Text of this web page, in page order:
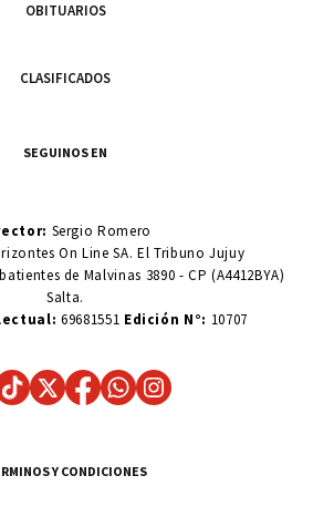
OBITUARIOS
CLASIFICADOS
SEGUINOS EN
Sergio Romero
On Line SA. El Tribuno Jujuy
de Malvinas 3890 - CP (A4412BYA)
Salta.
69681551 Edición N°: 10707
Y CONDICIONES